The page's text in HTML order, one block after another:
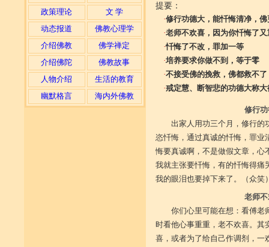
政策理论
文 学
动态报道
佛教心理学
介绍佛教
佛学禅定
介绍佛陀
佛教故事
人物介绍
生活的教育
幽默格言
海内外佛教
提要：
·修行功德大，能忏悔清净，佛
·老师不欢喜，因为你忏悔了又
·忏悔了不改，罪加一等
·培养要求你做不到，等于零
·不接受佛的挽救，佛都救不
·戒定慧、断智悲的功德大称大
修行
出家人用功三个月，修行的
恣忏悔，通过真诚的忏悔，罪业
悔要真诚啊，不是做假文章，心
我就主张要忏悔，有的忏悔得痛
我的眼泪也要掉下来了。（众笑
老师
你们心里可能在想：看傅老
时看他心事重重，老不欢喜。
喜，或者为了给自己作调剂，一